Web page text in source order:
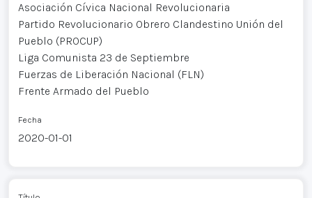
Asociación Cívica Nacional Revolucionaria
Partido Revolucionario Obrero Clandestino Unión del
Pueblo (PROCUP)
Liga Comunista 23 de Septiembre
Fuerzas de Liberación Nacional (FLN)
Frente Armado del Pueblo
Fecha
2020-01-01